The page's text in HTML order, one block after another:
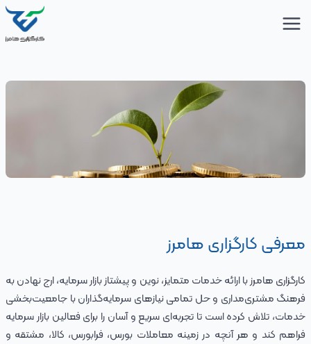
معرفی کارگزاری هامرز
کارگزاری هامرز با ارائه خدمات متمایز، نوین و پیشتاز بازار سرمایه، ارج نهادن به
فرهنگ مشتری‌مداری و حل تمامی نیازهای سرمایه‌گذاران با جامعیت‌بخشی
خدمات، تلاش کرده‌ است تا تجربه‌ای سریع و آسان را برای فعالین بازار سرمایه
فراهم کند و هر آنچه در زمینه معاملات بورس، فرابورس، کالا، مشتقه و